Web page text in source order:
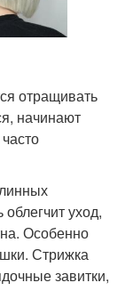
отращивать
начинают
уход,
Особенно
Стрижка
завитки,